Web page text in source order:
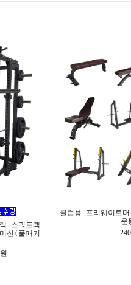
스쿼트랙
신(풀패키
클럽용 프리웨이트
운